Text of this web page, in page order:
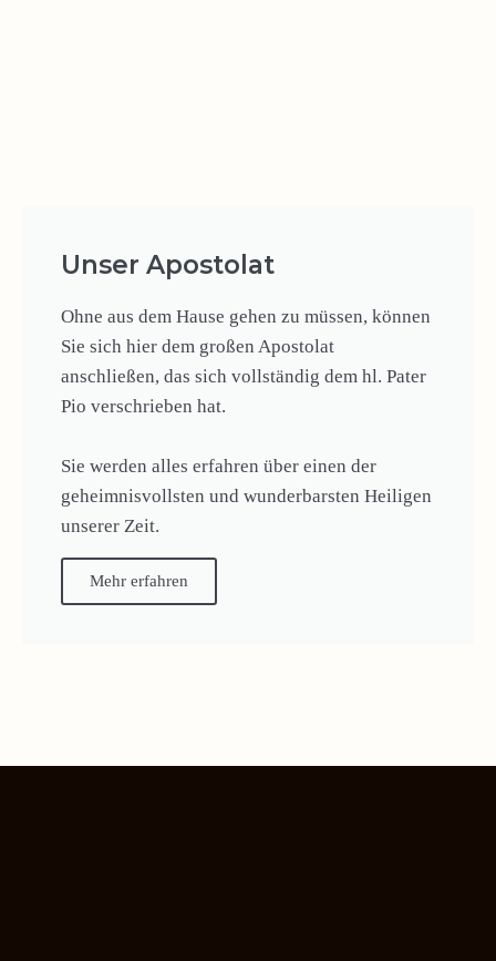
Unser Apostolat
Ohne aus dem Hause gehen zu müssen, können
Sie sich hier dem großen Apostolat
anschließen, das sich vollständig dem hl. Pater
Pio verschrieben hat.
Sie werden alles erfahren über einen der
geheimnisvollsten und wunderbarsten Heiligen
unserer Zeit.
Mehr erfahren